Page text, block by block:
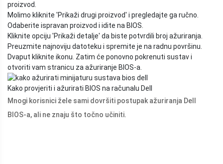
proizvod.
Molimo kliknite 'Prikaži drugi proizvod' i pregledajte ga ručno.
Odaberite ispravan proizvod i idite na BIOS.
Kliknite opciju 'Prikaži detalje' da biste potvrdili broj ažuriranja.
Preuzmite najnoviju datoteku i spremite je na radnu površinu.
Dvaput kliknite ikonu. Zatim će ponovno pokrenuti sustav i
otvoriti vam stranicu za ažuriranje BIOS-a.
Kako provjeriti i ažurirati BIOS na računalu Dell
Mnogi korisnici žele sami dovršiti postupak ažuriranja Dell
BIOS-a, ali ne znaju što točno učiniti.